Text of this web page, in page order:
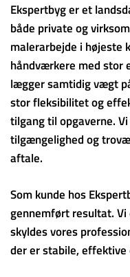
Ekspertbyg er et
både private og
malerarbejde i højeste
håndværkere med stor
lægger samtidig vægt
stor fleksibilitet og
tilgang til opgaverne.
tilgængelighed og
aftale.
Som kunde hos
gennemført resultat.
skyldes vores
der er stabile, effektive